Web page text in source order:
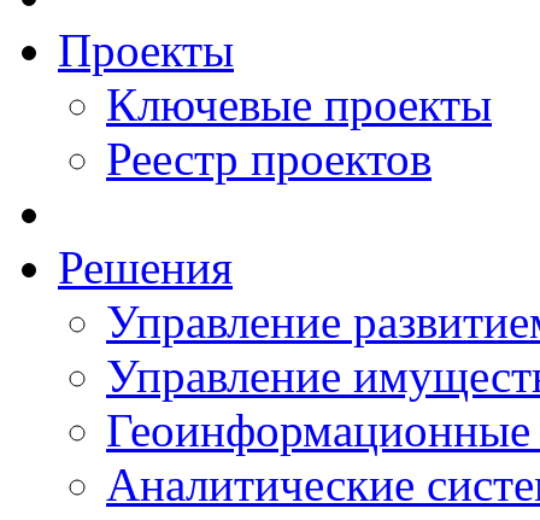
Проекты
Ключевые проекты
Реестр проектов
Решения
Управление
Управление
Аналитические